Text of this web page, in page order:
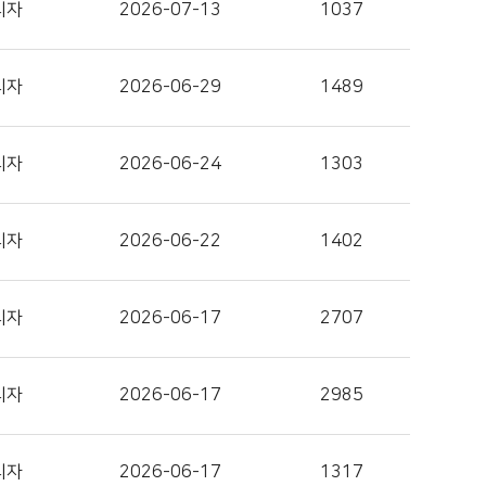
자 2026-07-13 1037
자 2026-06-29 1489
자 2026-06-24 1303
자 2026-06-22 1402
자 2026-06-17 2707
자 2026-06-17 2985
자 2026-06-17 1317